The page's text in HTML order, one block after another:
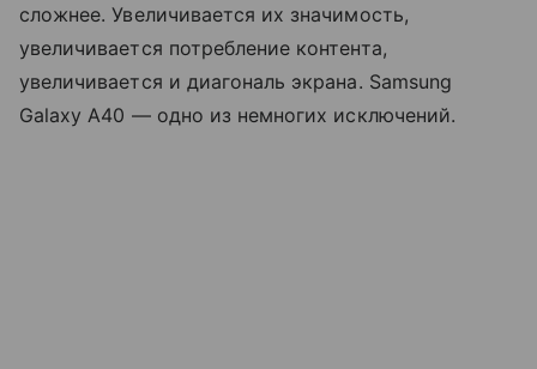
сложнее. Увеличивается их значимость,
увеличивается потребление контента,
увеличивается и диагональ экрана. Samsung
Galaxy A40 — одно из немногих исключений.